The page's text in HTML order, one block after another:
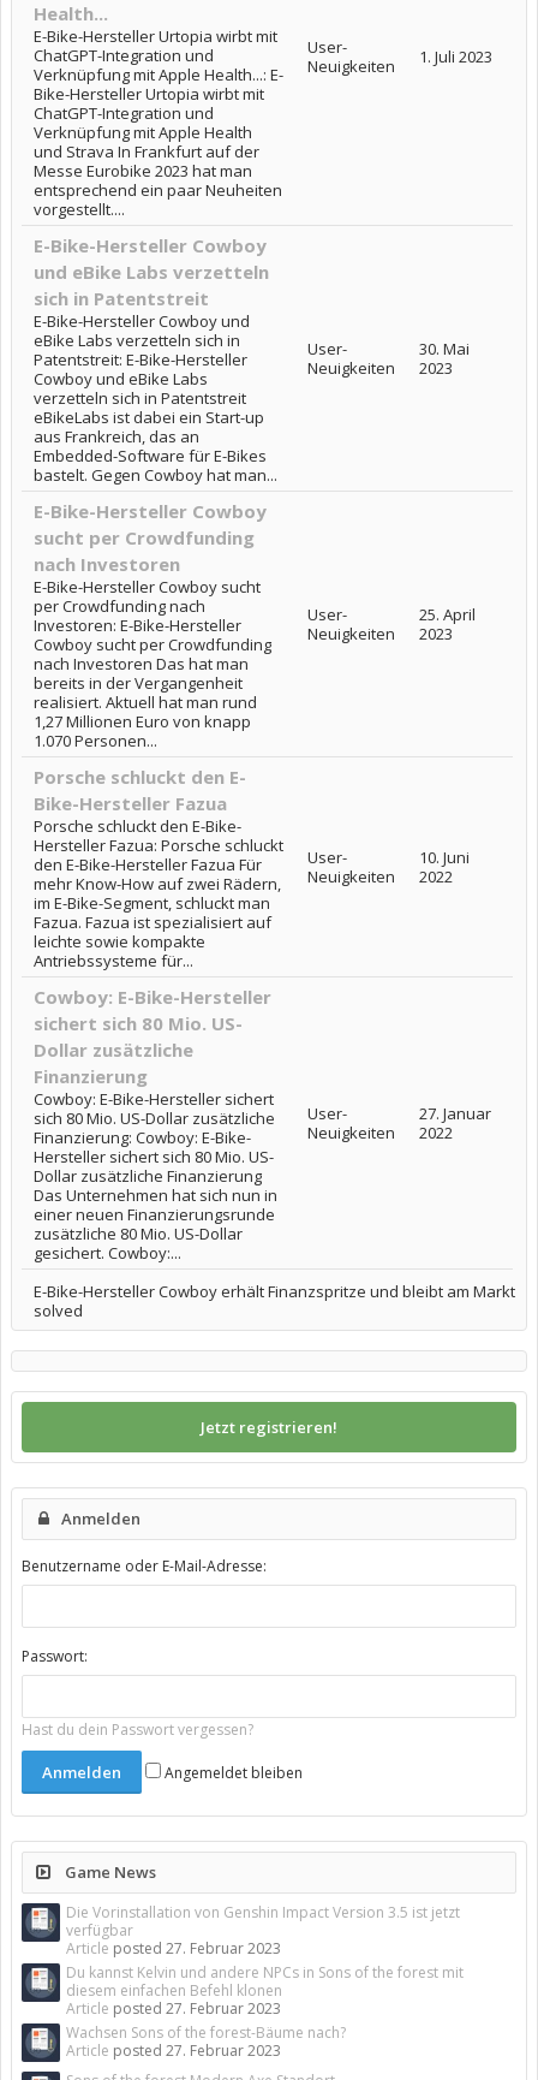
Health...
E-Bike-Hersteller Urtopia wirbt mit
ChatGPT-Integration und
Verknüpfung mit Apple Health...: E-
Bike-Hersteller Urtopia wirbt mit
ChatGPT-Integration und
Verknüpfung mit Apple Health
und Strava In Frankfurt auf der
Messe Eurobike 2023 hat man
entsprechend ein paar Neuheiten
vorgestellt....
User-
Neuigkeiten
1. Juli 2023
E-Bike-Hersteller Cowboy
und eBike Labs verzetteln
sich in Patentstreit
E-Bike-Hersteller Cowboy und
eBike Labs verzetteln sich in
Patentstreit: E-Bike-Hersteller
Cowboy und eBike Labs
verzetteln sich in Patentstreit
eBikeLabs ist dabei ein Start-up
aus Frankreich, das an
Embedded-Software für E-Bikes
bastelt. Gegen Cowboy hat man...
User-
Neuigkeiten
30. Mai
2023
E-Bike-Hersteller Cowboy
sucht per Crowdfunding
nach Investoren
E-Bike-Hersteller Cowboy sucht
per Crowdfunding nach
Investoren: E-Bike-Hersteller
Cowboy sucht per Crowdfunding
nach Investoren Das hat man
bereits in der Vergangenheit
realisiert. Aktuell hat man rund
1,27 Millionen Euro von knapp
1.070 Personen...
User-
Neuigkeiten
25. April
2023
Porsche schluckt den E-
Bike-Hersteller Fazua
Porsche schluckt den E-Bike-
Hersteller Fazua: Porsche schluckt
den E-Bike-Hersteller Fazua Für
mehr Know-How auf zwei Rädern,
im E-Bike-Segment, schluckt man
Fazua. Fazua ist spezialisiert auf
leichte sowie kompakte
Antriebssysteme für...
User-
Neuigkeiten
10. Juni
2022
Cowboy: E-Bike-Hersteller
sichert sich 80 Mio. US-
Dollar zusätzliche
Finanzierung
Cowboy: E-Bike-Hersteller sichert
sich 80 Mio. US-Dollar zusätzliche
Finanzierung: Cowboy: E-Bike-
Hersteller sichert sich 80 Mio. US-
Dollar zusätzliche Finanzierung
Das Unternehmen hat sich nun in
einer neuen Finanzierungsrunde
zusätzliche 80 Mio. US-Dollar
gesichert. Cowboy:...
User-
Neuigkeiten
27. Januar
2022
E-Bike-Hersteller Cowboy erhält Finanzspritze und bleibt am Markt
solved
Jetzt registrieren!
Anmelden
Benutzername oder E-Mail-Adresse:
Passwort:
Hast du dein Passwort vergessen?
Angemeldet bleiben
Game News
Die Vorinstallation von Genshin Impact Version 3.5 ist jetzt
verfügbar
Article posted 27. Februar 2023
Du kannst Kelvin und andere NPCs in Sons of the forest mit
diesem einfachen Befehl klonen
Article posted 27. Februar 2023
Wachsen Sons of the forest-Bäume nach?
Article posted 27. Februar 2023